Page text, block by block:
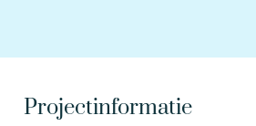
Projectinformatie